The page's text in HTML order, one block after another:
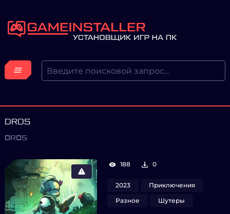
DROS
DROS
188 0
2023
Приключения
Разное
Шутеры